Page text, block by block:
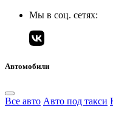
Мы в соц. сетях:
Автомобили
Все авто Авто под такси